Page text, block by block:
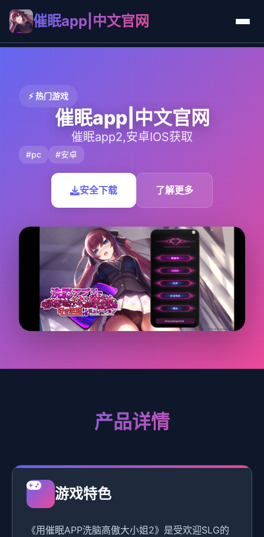
催眠app|中文官网
⚡ 热门游戏
催眠app|中文官网
催眠app2,安卓IOS获取
#pc #安卓
安全下载 了解更多
产品详情
游戏特色
《用催眠APP洗脑高傲大小姐2》是受欢迎SLG的